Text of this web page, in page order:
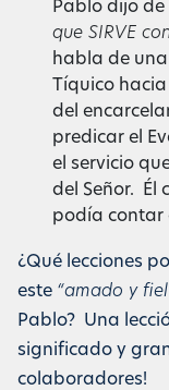
Pablo dijo de
que SIRVE
habla de
Tíquico
del
predicar el
el servicio
del Señor. Él
podía contar
¿Qué lecciones
este “amado y
Pablo? Una
significado y
colaboradores!